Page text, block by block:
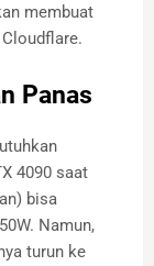
membuat
Panas
4090 saat
bisa
Namun,
turun ke